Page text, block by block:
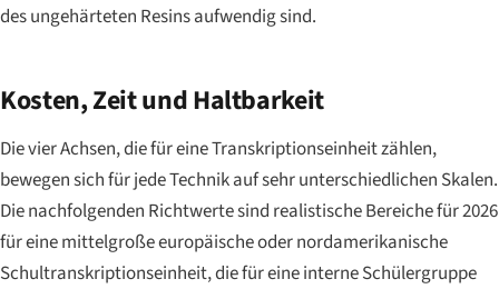
des ungehärteten Resins aufwendig sind.
Kosten, Zeit und Haltbarkeit
Die vier Achsen, die für eine Transkriptionseinheit zählen,
bewegen sich für jede Technik auf sehr unterschiedlichen Skalen.
Die nachfolgenden Richtwerte sind realistische Bereiche für 2026
für eine mittelgroße europäische oder nordamerikanische
Schultranskriptionseinheit, die für eine interne Schülergruppe